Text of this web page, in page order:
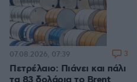
Πετρέλαιο: Πιάνει και πάλι
07.08.2026, 07:39 3